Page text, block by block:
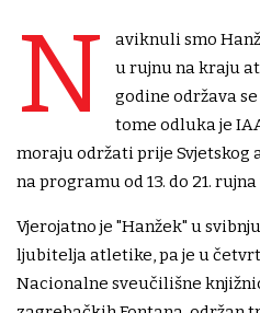
N
aviknuli smo
u rujnu na kraju
godine održava
tome odluka je
moraju održati prije Svjetskog
na programu od 13. do 21.
Vjerojatno je "Hanžek" u
ljubitelja atletike, pa je u
Nacionalne sveučilišne